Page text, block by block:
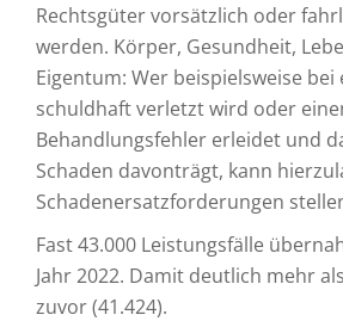
Rechtsgüter vorsätzlich oder
werden. Körper, Gesundheit,
Eigentum: Wer beispielsweise bei
schuldhaft verletzt wird oder
Behandlungsfehler erleidet und
Schaden davonträgt, kann
Schadenersatzforderungen
Fast 43.000 Leistungsfälle
Jahr 2022. Damit deutlich mehr
zuvor (41.424).